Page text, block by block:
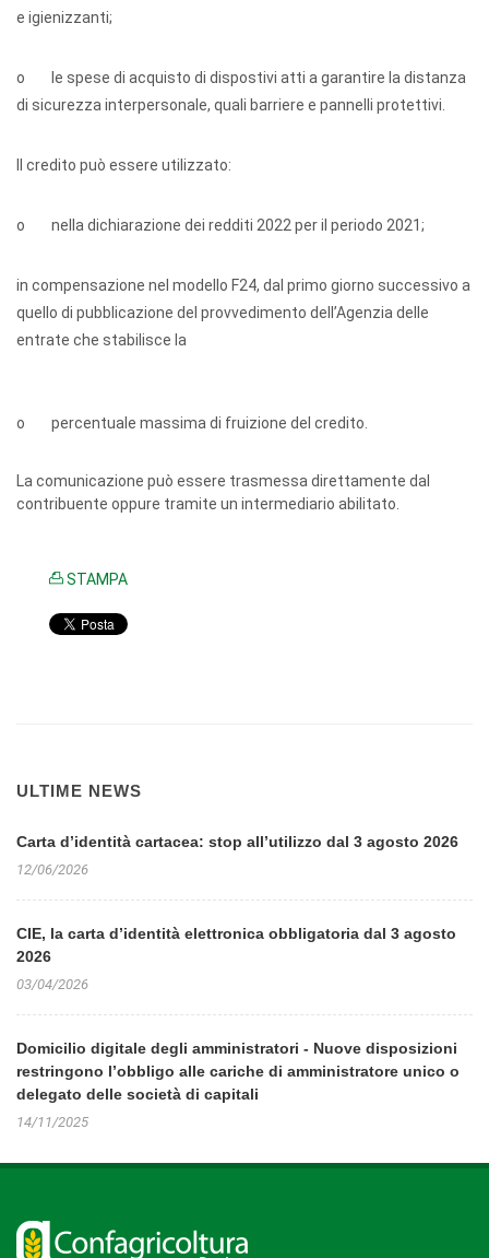
e igienizzanti;
o le spese di acquisto di dispostivi atti a garantire la distanza
di sicurezza interpersonale, quali barriere e pannelli protettivi.
Il credito può essere utilizzato:
o nella dichiarazione dei redditi 2022 per il periodo 2021;
in compensazione nel modello F24, dal primo giorno successivo a
quello di pubblicazione del provvedimento dell’Agenzia delle
entrate che stabilisce la
o percentuale massima di fruizione del credito.
La comunicazione può essere trasmessa direttamente dal
contribuente oppure tramite un intermediario abilitato.
STAMPA
ULTIME NEWS
Carta d’identità cartacea: stop all’utilizzo dal 3 agosto 2026
12/06/2026
CIE, la carta d’identità elettronica obbligatoria dal 3 agosto
2026
03/04/2026
Domicilio digitale degli amministratori - Nuove disposizioni
restringono l’obbligo alle cariche di amministratore unico o
delegato delle società di capitali
14/11/2025